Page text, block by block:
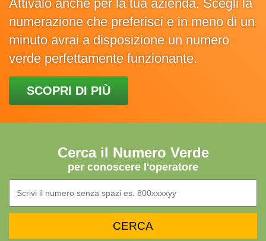
Attivalo anche per la tua azienda. Scegli la
numerazione che preferisci e in meno di un
minuto avrai a disposizione un numero
verde perfettamente funzionante.
SCOPRI DI PIÙ
Cerca il Numero Verde
per conoscere l'operatore